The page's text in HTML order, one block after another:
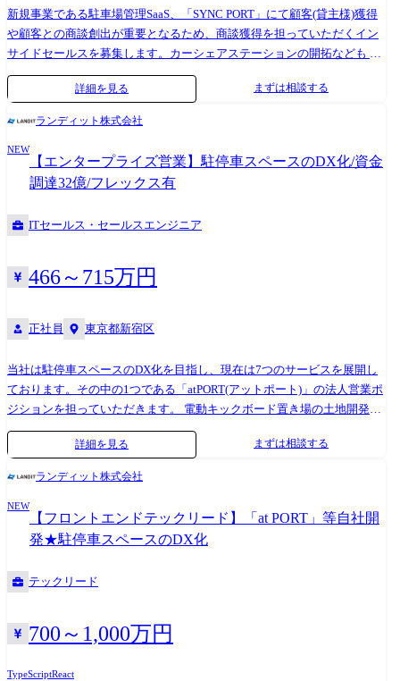
新規事業である駐車場管理SaaS、「SYNC PORT」にて顧客(貸主様)獲得
や顧客との商談創出が重要となるため、商談獲得を担っていただくイン
サイドセールスを募集します。カーシェアステーションの開拓なども ・
顧客コミュニケーションの戦略立案と実行 ・顧客とコミュニケーショ
ンを取り課題を特定し、商談調整 ・顧客からの問い合わせによる商談
出 ・アウトバウンド、掘り起こしの管理 ・架電接触に伴う顧客情報
の収集/蓄積と組織全体へのフィードバック ・社内との連携サポート
詳細を見る まずは相談する
ランディット株式会社
NEW
【エンタープライズ営業】駐停車スペースのDX化/資金
調達32億/フレックス有
ITセールス・セールスエンジニア
466～715万円
正社員 東京都新宿区
当社は駐停車スペースのDX化を目指し、現在は7つのサービスを展開し
ております。その中の1つである「atPORT(アットポート)」の法人営業ポ
ジションを担っていただきます。 電動キックボード置き場の土地開発・
建設会社・ハウスメーカー・工務店などを対象に、工事現場付近で必要
となる駐車場の手配を代行するサービスの営業に取り組んでいただきま
ストアップ、電話/メールでのアポ取り、打合せ、見積提示・契約等 ●既
存法人顧客に対するカスタマーサクセス: 既存顧客に対するルート営業
詳細を見る まずは相談する
ランディット株式会社
NEW
【フロントエンドテックリード】「at PORT」等自社開
発★駐停車スペースのDX化
テックリード
700～1,000万円
TypeScriptReact